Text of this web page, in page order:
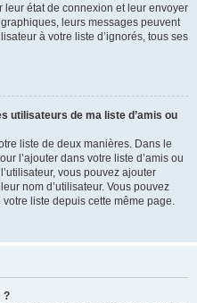
leur état de connexion et leur envoyer
leurs messages peuvent
à votre liste d’ignorés, tous ses
utilisateurs de ma liste d’amis ou
liste de deux manières. Dans le
l’ajouter dans votre liste d’amis ou
vous pouvez ajouter
nom d’utilisateur. Vous pouvez
liste depuis cette même page.
?